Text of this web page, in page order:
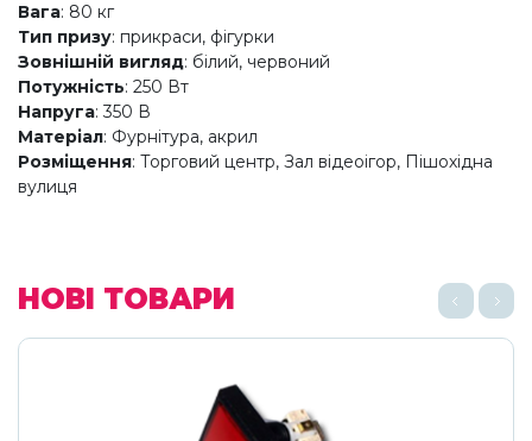
Вага: 80 кг
Тип призу: прикраси, фігурки
Зовнішній вигляд: білий, червоний
Потужність: 250 Вт
Напруга: 350 В
Матеріал: Фурнітура, акрил
Розміщення: Торговий центр, Зал відеоігор, Пішохідна
вулиця
НОВІ ТОВАРИ